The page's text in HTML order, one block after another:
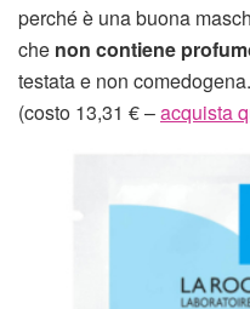
perché è una buona
che non contiene
testata e non
(costo 13,31 € –acquista